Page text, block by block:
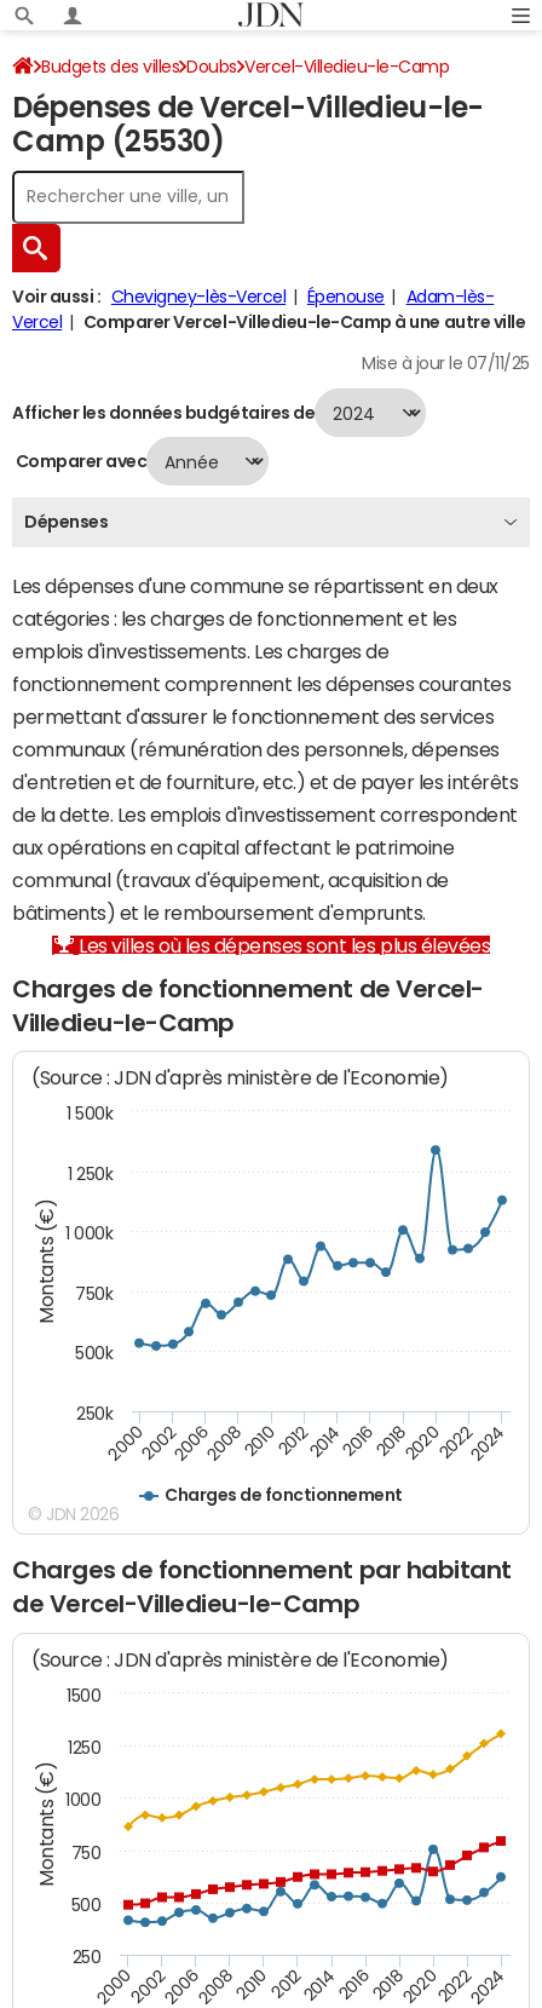
Budgets des villes Doubs Vercel-Villedieu-le-Camp
Dépenses 2024
Dépenses de Vercel-Villedieu-le-
Camp (25530)
Voir aussi : Chevigney-lès-Vercel Épenouse
Adam-lès-
Vercel
Comparer Vercel-Villedieu-le-Camp à une autre ville
Mise à jour le 07/11/25
Afficher les données budgétaires de
Comparer avec
Dépenses
Les dépenses d'une commune se répartissent en deux
catégories : les charges de fonctionnement et les
emplois d'investissements. Les charges de
fonctionnement comprennent les dépenses courantes
permettant d'assurer le fonctionnement des services
communaux (rémunération des personnels, dépenses
d'entretien et de fourniture, etc.) et de payer les intérêts
de la dette. Les emplois d'investissement correspondent
aux opérations en capital affectant le patrimoine
communal (travaux d'équipement, acquisition de
bâtiments) et le remboursement d'emprunts.
Les villes où les dépenses sont les plus élevées
Charges de fonctionnement de Vercel-
Villedieu-le-Camp
Montants (€)
(Source : JDN d'après ministère de l'Economie)
Charges de fonctionnement
200020022006200820102012201420162018202020222024
250k
500k
750k
1 000k
1 250k
1 500k
© JDN 2026
Charges de fonctionnement par habitant
de Vercel-Villedieu-le-Camp
Montants (€)
(Source : JDN d'après ministère de l'Economie)
200020022006200820102012201420162018202020222024
250
500
750
1000
1250
1500